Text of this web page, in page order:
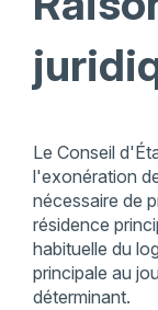
Le Conseil
l'exonération
nécessaire de
résidence
habituelle du
principale au
déterminant.​